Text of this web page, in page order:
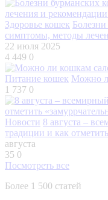
Здоровье кошек
симптомы, методы
22 июля 2025
4 449 0
Питание кошек Можно
1 737 0
Новости 8 августа –
традиции и как
августа
35 0
Посмотреть все
Более 1 500 статей